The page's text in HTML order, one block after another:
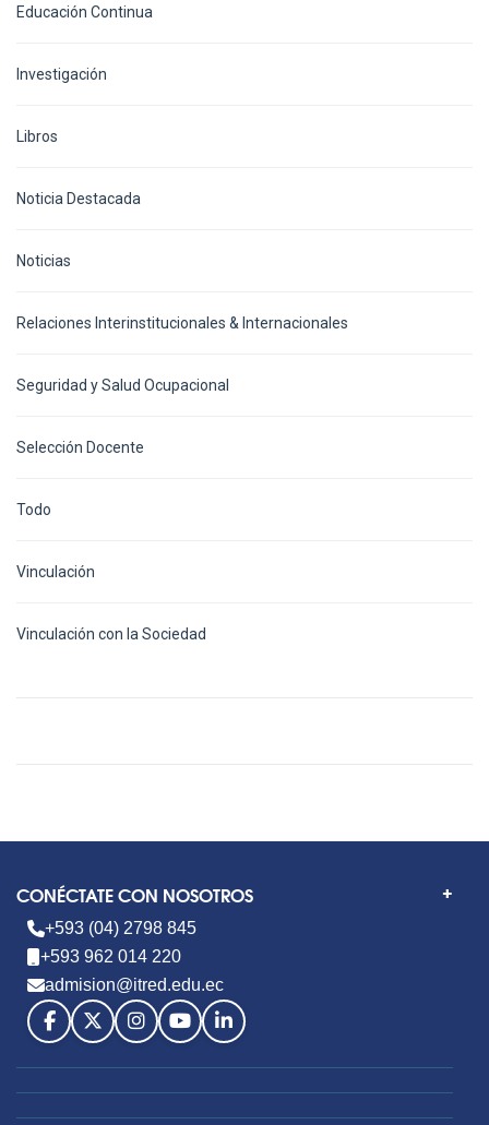
Educación Continua
Investigación
Libros
Noticia Destacada
Noticias
Relaciones Interinstitucionales & Internacionales
Seguridad y Salud Ocupacional
Selección Docente
Todo
Vinculación
Vinculación con la Sociedad
CONÉCTATE CON NOSOTROS
+593 (04) 2798 845
+593 962 014 220
admision@itred.edu.ec